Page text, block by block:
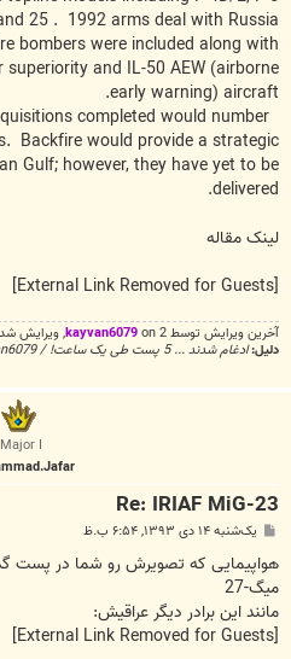
25 . 1992 arms deal with Russia
bombers were included along with
and IL-50 AEW (airborne
early warning) aircraft.
completed would number
Backfire would provide a strategic
Gulf; however, they have yet to be
delivered.
لینک مقاله
[External Link Removed for Guests]
آخرین ويرايش توسط 2 on kayvan6079, ويرايش شده
دلیل: ادغام شدند ... 5 پست طی یک ساعت! / kayvan6079
Major I
Re: IRIAF MiG-23
ت
یک‌شنبه ۱۴ دی ۱۳۹۳, ۶:۵۴ ب.ظ
میگ-27
مانند این برادر دیگر عراقیش:
[External Link Removed for Guests]